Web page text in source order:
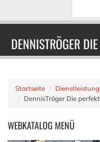
DENNISTRÖGER
Startseite
DennisTröger Die
WEBKATALOG MENÜ